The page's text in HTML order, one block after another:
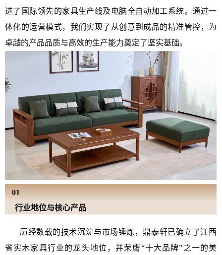
进了国际领先的家具生产线及电脑全自动加工系统。通过一
体化的运营模式，我们实现了从创意到成品的精准管控，为
卓越的产品品质与高效的生产能力奠定了坚实基础。
01
行业地位与核心产品
历经数载的技术沉淀与市场锤炼，鼎泰轩已确立了江西
省实木家具行业的龙头地位，并荣膺“十大品牌”之一的美